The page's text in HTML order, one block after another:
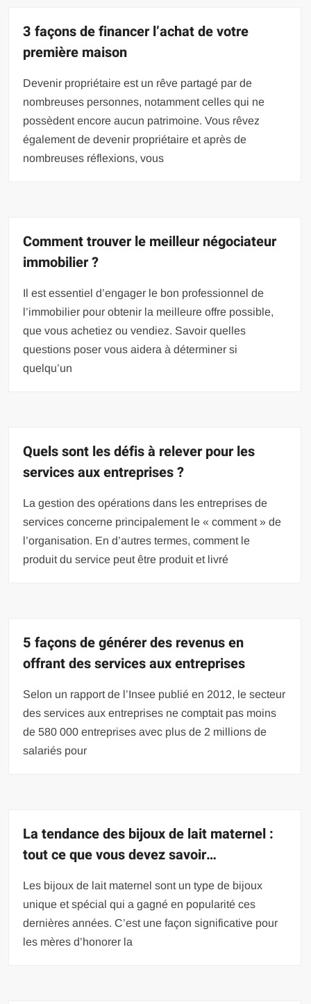
3 façons de financer l’achat de votre
première maison
Devenir propriétaire est un rêve partagé par de
nombreuses personnes, notamment celles qui ne
possèdent encore aucun patrimoine. Vous rêvez
également de devenir propriétaire et après de
nombreuses réflexions, vous
Comment trouver le meilleur négociateur
immobilier ?
Il est essentiel d’engager le bon professionnel de
l’immobilier pour obtenir la meilleure offre possible,
que vous achetiez ou vendiez. Savoir quelles
questions poser vous aidera à déterminer si
quelqu’un
Quels sont les défis à relever pour les
services aux entreprises ?
La gestion des opérations dans les entreprises de
services concerne principalement le « comment » de
l’organisation. En d’autres termes, comment le
produit du service peut être produit et livré
5 façons de générer des revenus en
offrant des services aux entreprises
Selon un rapport de l’Insee publié en 2012, le secteur
des services aux entreprises ne comptait pas moins
de 580 000 entreprises avec plus de 2 millions de
salariés pour
La tendance des bijoux de lait maternel :
tout ce que vous devez savoir…
Les bijoux de lait maternel sont un type de bijoux
unique et spécial qui a gagné en popularité ces
dernières années. C’est une façon significative pour
les mères d’honorer la